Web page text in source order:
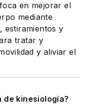
en mejorar el
mediante
estiramientos y
tratar y
y aliviar el
de kinesiología?